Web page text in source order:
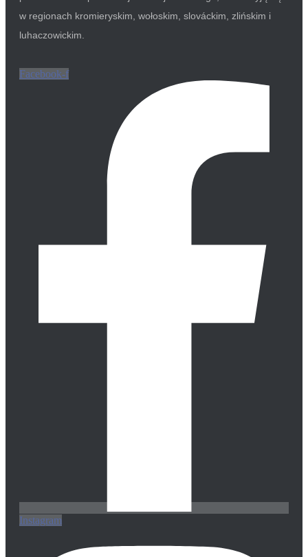
w regionach kromieryskim, wołoskim, slováckim, zlińskim i
luhaczowickim.
Facebook-f
Instagram